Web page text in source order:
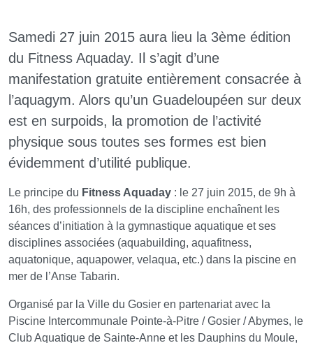
Samedi 27 juin 2015 aura lieu la 3ème édition
du Fitness Aquaday. Il s’agit d’une
manifestation gratuite entièrement consacrée à
l’aquagym. Alors qu’un Guadeloupéen sur deux
est en surpoids, la promotion de l’activité
physique sous toutes ses formes est bien
évidemment d’utilité publique.
Le principe du Fitness Aquaday : le 27 juin 2015, de 9h à
16h, des professionnels de la discipline enchaînent les
séances d’initiation à la gymnastique aquatique et ses
disciplines associées (aquabuilding, aquafitness,
aquatonique, aquapower, velaqua, etc.) dans la piscine en
mer de l’Anse Tabarin.
Organisé par la Ville du Gosier en partenariat avec la
Piscine Intercommunale Pointe-à-Pitre / Gosier / Abymes, le​
Club Aquatique de Sainte-Anne ​et les Dauphins du Moule,